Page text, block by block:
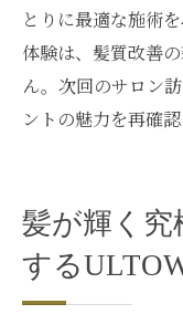
とりに最適な施術
体験は、髪質改善
ん。次回のサロン
ントの魅力を再確認
髪が輝く究
する